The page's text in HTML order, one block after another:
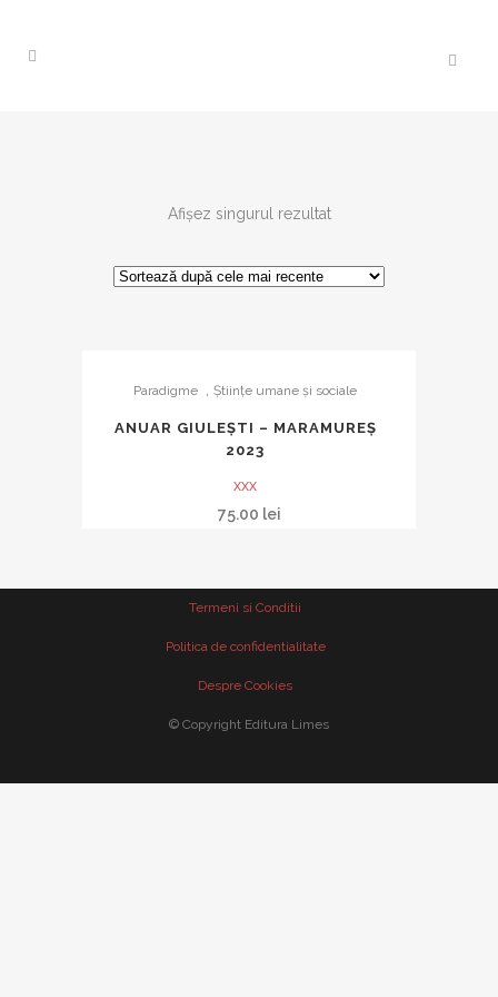
Afișez singurul rezultat
Paradigme Ştiinţe umane şi sociale
ANUAR GIULEȘTI – MARAMUREȘ
2023
xxx
75.00 lei
Termeni si Conditii
Politica de confidentialitate
Despre Cookies
© Copyright Editura Limes